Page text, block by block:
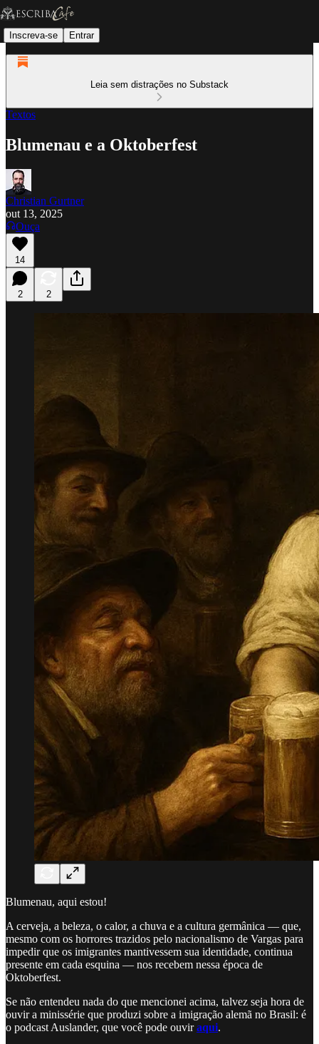
Inscreva-se Entrar
Leia sem distrações no Substack
Textos
Blumenau e a Oktoberfest
Christian Gurtner
out 13, 2025
Ouça
14
2 2
Blumenau, aqui estou!
A cerveja, a beleza, o calor, a chuva e a cultura germânica — que,
mesmo com os horrores trazidos pelo nacionalismo de Vargas para
impedir que os imigrantes mantivessem sua identidade, continua
presente em cada esquina — nos recebem nessa época de
Oktoberfest.
Se não entendeu nada do que mencionei acima, talvez seja hora de
ouvir a minissérie que produzi sobre a imigração alemã no Brasil: é
o podcast Auslander, que você pode ouviraqui.